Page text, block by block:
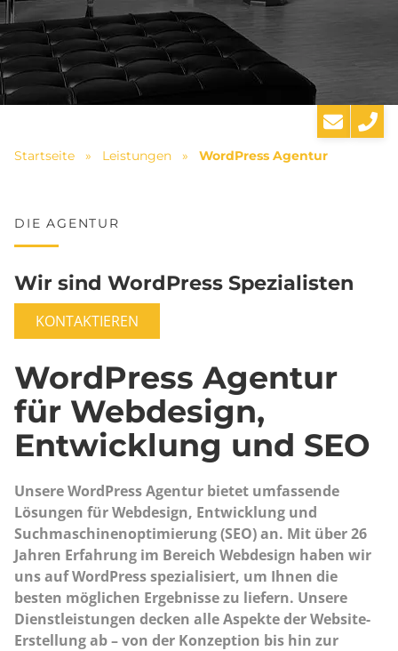
Startseite » Leistungen » WordPress Agentur
DIE AGENTUR
Wir sind WordPress Spezialisten
KONTAKTIEREN
WordPress Agentur
für Webdesign,
Entwicklung und SEO
Unsere WordPress Agentur bietet umfassende
Lösungen für Webdesign, Entwicklung und
Suchmaschinenoptimierung (SEO) an. Mit über 26
Jahren Erfahrung im Bereich Webdesign haben wir
uns auf WordPress spezialisiert, um Ihnen die
besten möglichen Ergebnisse zu liefern. Unsere
Dienstleistungen decken alle Aspekte der Website-
Erstellung ab – von der Konzeption bis hin zur